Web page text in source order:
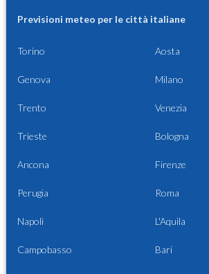
Previsioni meteo per le città italiane
Torino Aosta
Genova Milano
Trento Venezia
Trieste Bologna
Ancona Firenze
Perugia Roma
Napoli L'Aquila
Campobasso Bari